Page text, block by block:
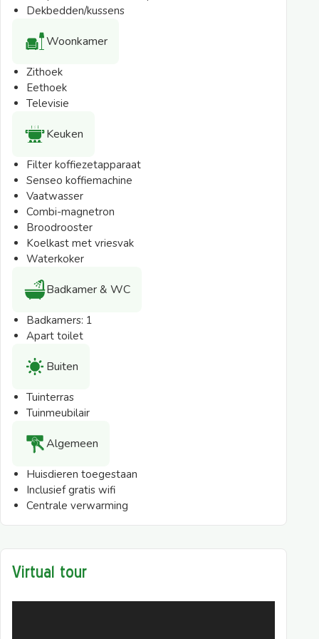
mogelijk.
Dekbedden/kussens
Woonkamer
Zithoek
Eethoek
Televisie
Keuken
Filter koffiezetapparaat
Senseo koffiemachine
Vaatwasser
Combi-magnetron
Broodrooster
Koelkast met vriesvak
Waterkoker
Badkamer & WC
Badkamers: 1
Apart toilet
Buiten
Tuinterras
Tuinmeubilair
Algemeen
Huisdieren toegestaan
Inclusief gratis wifi
Centrale verwarming
Virtual tour